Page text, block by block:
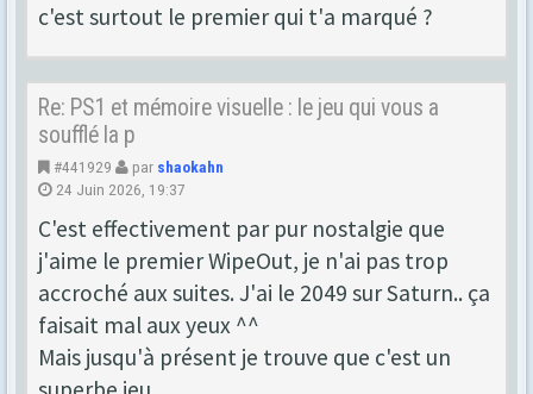
c'est surtout le premier qui t'a marqué ?
Re: PS1 et mémoire visuelle : le jeu qui vous a
soufflé la p
#441929 par shaokahn
24 Juin 2026, 19:37
C'est effectivement par pur nostalgie que
j'aime le premier WipeOut, je n'ai pas trop
accroché aux suites. J'ai le 2049 sur Saturn.. ça
faisait mal aux yeux ^^
Mais jusqu'à présent je trouve que c'est un